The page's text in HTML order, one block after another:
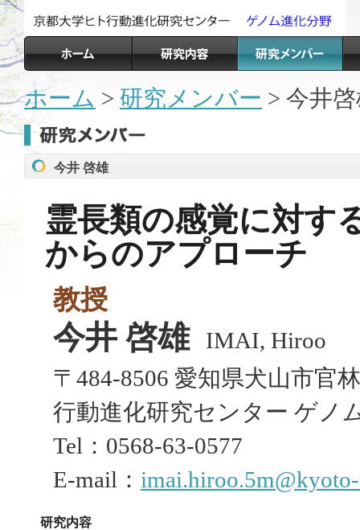
ホーム > 研究メンバー > 今井
今井 啓雄
霊長類の感覚に対す
からのアプローチ
教授
今井 啓雄
IMAI, Hiroo
〒484-8506 愛知県犬山市官
行動進化研究センター ゲノ
Tel：0568-63-0577
E-mail：
研究内容